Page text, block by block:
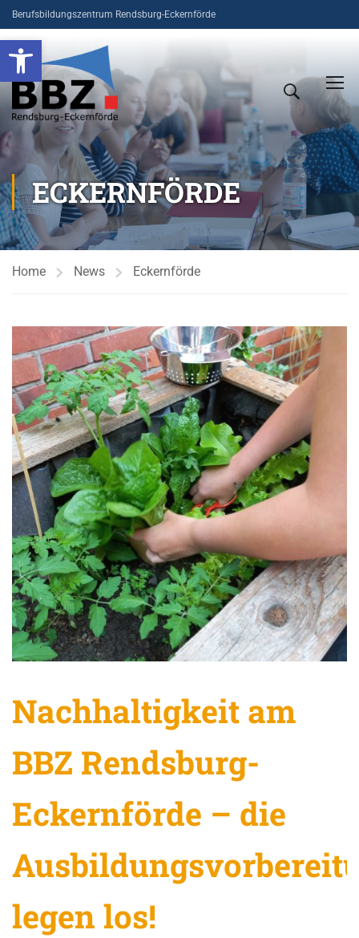
Open toolbar
Berufsbildungszentrum Rendsburg-Eckernförde
ECKERNFÖRDE
Home News Eckernförde
Nachhaltigkeit am
BBZ Rendsburg-
Eckernförde – die
legen los!